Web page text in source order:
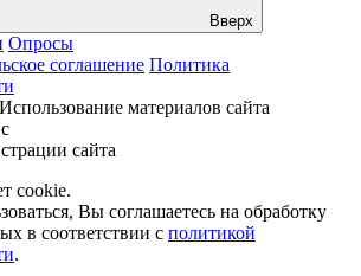
Вверх
Опросы
соглашение Политика
Использование материалов сайта
сайта
cookie.
Вы соглашаетесь на обработку
в соответствии с политикой
.